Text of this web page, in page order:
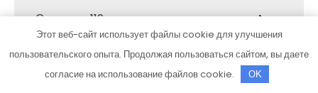
Страница 119
Страница 120
Этот веб-сайт использует файлы cookie для улучшения
пользовательского опыта. Продолжая пользоваться сайтом, вы даете
согласие на использование файлов cookie.
OK